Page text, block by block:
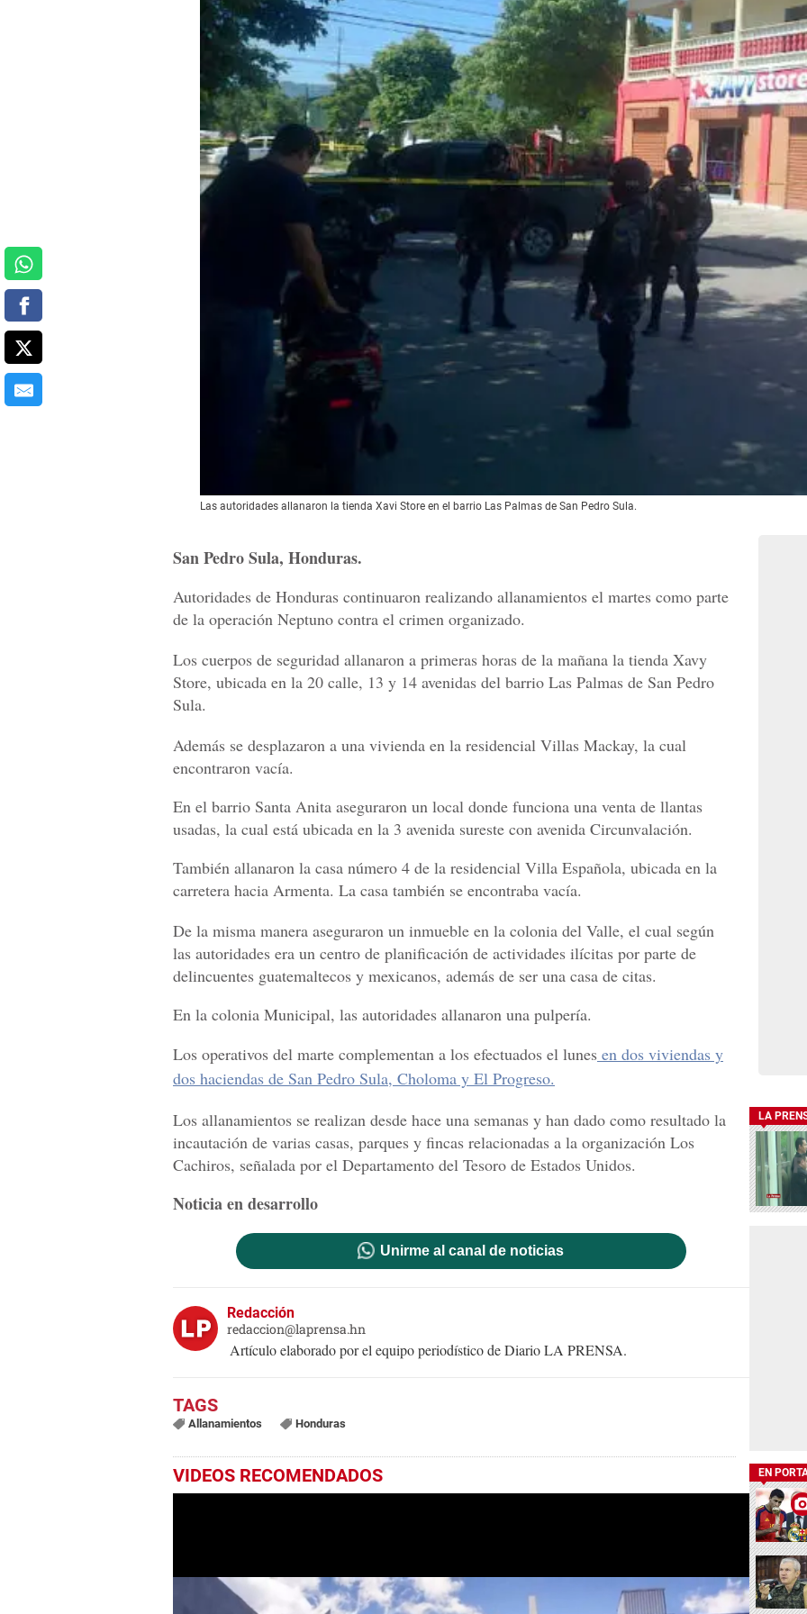
Las autoridades allanaron la tienda Xavi Store en el barrio Las Palmas de San Pedro Sula.
San Pedro Sula, Honduras.
Autoridades de Honduras continuaron realizando allanamientos el martes como parte
de la operación Neptuno contra el crimen organizado.
Los cuerpos de seguridad allanaron a primeras horas de la mañana la tienda Xavy
Store, ubicada en la 20 calle, 13 y 14 avenidas del barrio Las Palmas de San Pedro
Sula.
Además se desplazaron a una vivienda en la residencial Villas Mackay, la cual
encontraron vacía.
En el barrio Santa Anita aseguraron un local donde funciona una venta de llantas
usadas, la cual está ubicada en la 3 avenida sureste con avenida Circunvalación.
También allanaron la casa número 4 de la residencial Villa Española, ubicada en la
carretera hacia Armenta. La casa también se encontraba vacía.
De la misma manera aseguraron un inmueble en la colonia del Valle, el cual según
las autoridades era un centro de planificación de actividades ilícitas por parte de
delincuentes guatemaltecos y mexicanos, además de ser una casa de citas.
En la colonia Municipal, las autoridades allanaron una pulpería.
Los operativos del marte complementan a los efectuados el lunes en dos viviendas y
dos haciendas de San Pedro Sula, Choloma y El Progreso.
Los allanamientos se realizan desde hace una semanas y han dado como resultado la
incautación de varias casas, parques y fincas relacionadas a la organización Los
Cachiros, señalada por el Departamento del Tesoro de Estados Unidos.
Noticia en desarrollo
Unirme al canal de noticias
Redacción
redaccion@laprensa.hn
Artículo elaborado por el equipo periodístico de Diario LA PRENSA.
Allanamientos Honduras
VIDEOS RECOMENDADOS
LA
EN